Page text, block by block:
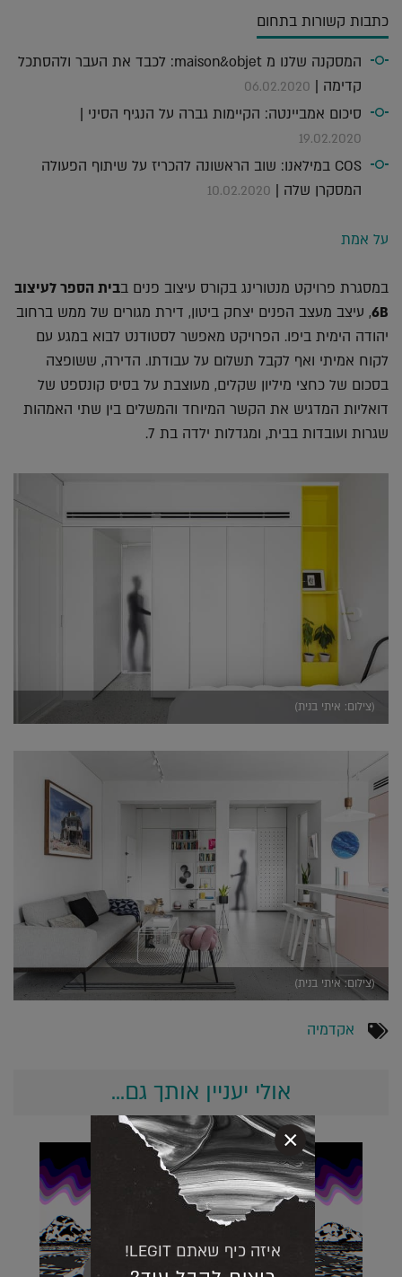
כתבות קשורות בתחום
המסקנה שלנו מ maison&objet: לכבד את העבר ולהסתכל
קדימה | 06.02.2020
סיכום אמביינטה: הקיימות גברה על הנגיף הסיני |
19.02.2020
COS במילאנו: שוב הראשונה להכריז על שיתוף הפעולה
המסקרן שלה | 10.02.2020
על אמת
במסגרת פרויקט מנטורינג בקורס עיצוב פנים בבית הספר לעיצוב
6B, עיצב מעצב הפנים יצחק ביטון, דירת מגורים של ממש ברחוב
יהודה הימית ביפו. הפרויקט מאפשר לסטודנט לבוא במגע עם
לקוח אמיתי ואף לקבל תשלום על עבודתו. הדירה, ששופצה
בסכום של כחצי מיליון שקלים, מעוצבת על בסיס קונספט של
דואליות המדגיש את הקשר המיוחד והמשלים בין שתי האמהות
שגרות ועובדות בבית, ומגדלות ילדה בת 7.
(צילום: איתי בנית)
(צילום: איתי בנית)
אקדמיה
אולי יעניין אותך גם...
איזה כיף שאתם LEGIT!
×